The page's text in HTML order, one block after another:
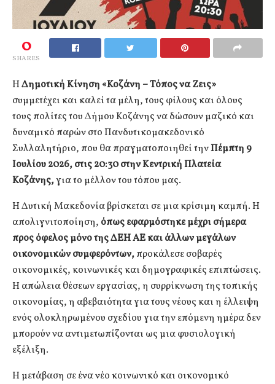
0
SHARES
ΗΔημοτική Κίνηση «Κοζάνη – Τόπος να Ζεις»
συμμετέχει και καλεί τα μέλη, τους φίλους και όλους
τους πολίτες του Δήμου Κοζάνης να δώσουν μαζικό και
δυναμικό παρών στο Πανδυτικομακεδονικό
Συλλαλητήριο, που θα πραγματοποιηθεί τηνΠέμπτη 9
Ιουλίου 2026, στις 20:30 στην Κεντρική Πλατεία
Κοζάνης,για το μέλλον του τόπου μας.
Η Δυτική Μακεδονία βρίσκεται σε μια κρίσιμη καμπή. Η
απολιγνιτοποίηση, όπως εφαρμόστηκε μέχρι σήμερα
προς όφελος μόνο της ΔΕΗ ΑΕ και άλλων μεγάλων
οικονομικών συμφερόντων,προκάλεσε σοβαρές
οικονομικές, κοινωνικές και δημογραφικές επιπτώσεις.
Η απώλεια θέσεων εργασίας, η συρρίκνωση της τοπικής
οικονομίας, η αβεβαιότητα για τους νέους και η έλλειψη
ενός ολοκληρωμένου σχεδίου για την επόμενη ημέρα δεν
μπορούν να αντιμετωπίζονται ως μια φυσιολογική
εξέλιξη.
Η μετάβαση σε ένα νέο κοινωνικό και οικονομικό